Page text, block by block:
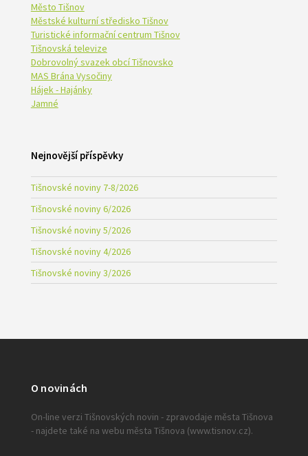
Město Tišnov
Městské kulturní středisko Tišnov
Turistické informační centrum Tišnov
Tišnovská televize
Dobrovolný svazek obcí Tišnovsko
MAS Brána Vysočiny
Hájek - Hajánky
Jamné
Nejnovější příspěvky
Tišnovské noviny 7-8/2026
Tišnovské noviny 6/2026
Tišnovské noviny 5/2026
Tišnovské noviny 4/2026
Tišnovské noviny 3/2026
O novinách
On-line verzi Tišnovských novin - zpravodaje města Tišnova
- najdete také na webu města Tišnova (www.tisnov.cz).